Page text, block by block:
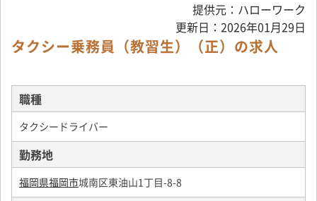
提供元：ハローワーク
更新日：2026年01月29日
タクシー乗務員（教習生）（正）の求人
職種
タクシードライバー
勤務地
福岡県福岡市城南区東油山1丁目-8-8